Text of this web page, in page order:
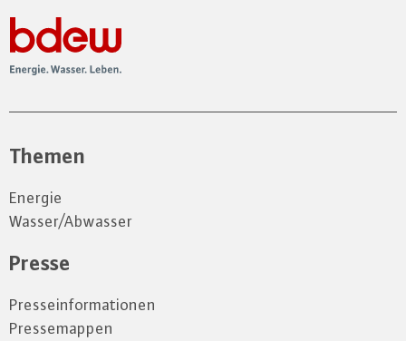
Themen
Energie
Wasser/Abwasser
Presse
Presseinformationen
Pressemappen